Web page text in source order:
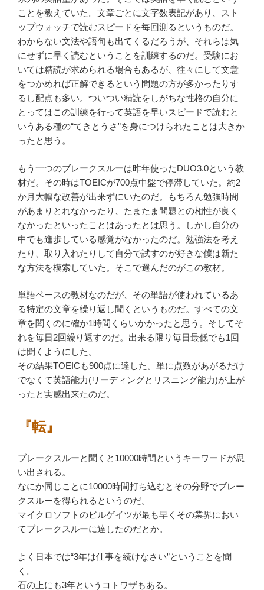
ことを教えていた。文章ごとに文字数表記があり、スト
ップウォッチで読むスピードを毎回測るというものだ。
わからない文法や語句も出てくるだろうが、それらは気
にせずに早く読むということを訓練するのだ。受験にお
いては精読が求められる場合もあるが、往々にして文意
をつかめれば正解できるという問題の方が多かったりす
るし配点も多い。ついつい精読をしがちな性格の自分に
とってはこの訓練を行って英語を早いスピードで読むと
いうある種の“てきとうさ”を身につけられたことは大きか
ったと思う。
もう一つのブレークスルーは昨年使ったDUO3.0という教
材だ。その時はTOEICが700点中盤で停滞していた。約2
か月大幅な改善が出来ずにいたのだ。もちろん勉強時間
があまりとれなかったり、たまたま問題との相性が良く
なかったといったことはあったとは思う。しかし自分の
中でも進歩している感覚がなかったのだ。勉強法を考え
たり、取り入れたりして自分で試すのが好きな僕は新た
な方法を模索していた。そこで選んだのがこの教材。
単語ベースの教材なのだが、その単語が使われているあ
る特定の文章を繰り返し聞くというものだ。すべての文
章を聞くのに確か1時間くらいかかったと思う。そしてそ
れを毎日2回繰り返すのだ。出来る限り毎日最低でも1回
は聞くようにした。
その結果TOEICも900点に達した。単に点数があがるだけ
でなくて英語能力(リーディングとリスニング能力)が上が
ったと実感出来たのだ。
『転』
ブレークスルーと聞くと10000時間というキーワードが思
い出される。
なにか同じことに10000時間打ち込むとその分野でブレー
クスルーを得られるというのだ。
マイクロソフトのビルゲイツが最も早くその業界におい
てブレークスルーに達したのだとか。
よく日本では“3年は仕事を続けなさい”ということを聞
く。
石の上にも3年というコトワザもある。